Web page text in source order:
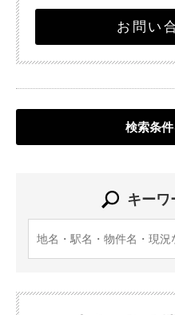
お問い
検索条
キーワ